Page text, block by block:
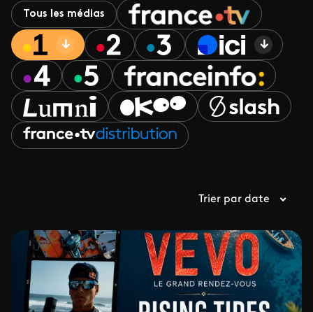
Tous les médias
Trier par date